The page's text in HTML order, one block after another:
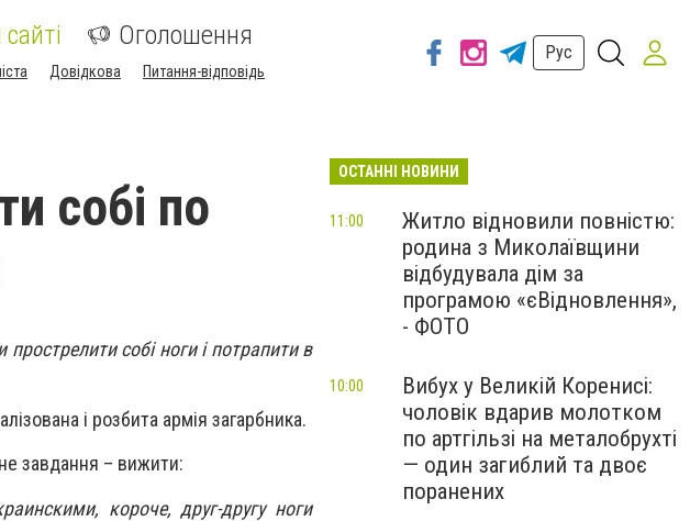
Оголошення
Довідкова Питання-відповідь
Рус
собі по
собі ноги і потрапити в
і розбита армія загарбника.
завдання – вижити:
короче, друг-другу ноги
ОСТАННІ НОВИНИ
Житло відновили повністю:
родина з Миколаївщини
відбудувала дім за
програмою «єВідновлення»,
- ФОТО
11:00
Вибух у Великій Коренисі:
чоловік вдарив молотком
по артгільзі на металобрухті
— один загиблий та двоє
поранених
10:00